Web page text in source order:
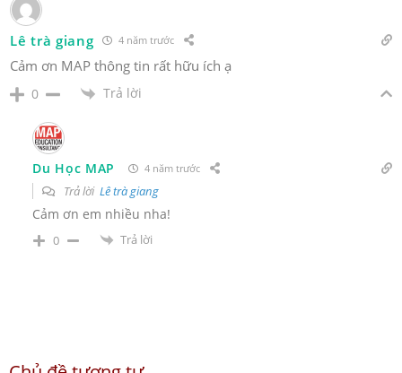
Lê trà giang 4 năm trước
Cảm ơn MAP thông tin rất hữu ích ạ
0 Trả lời
Du Học MAP 4 năm trước
Trả lời Lê trà giang
Cảm ơn em nhiều nha!
0 Trả lời